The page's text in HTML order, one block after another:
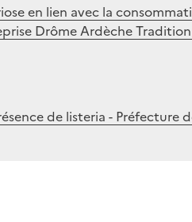
en lien avec la
Drôme Ardèche
de listeria - Préfecture